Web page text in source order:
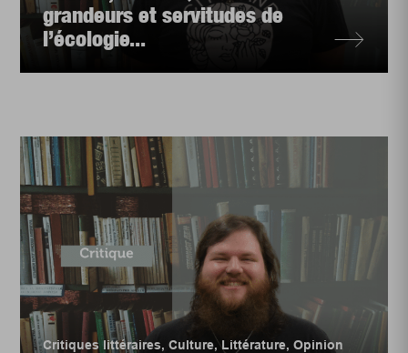
grandeurs et servitudes de
l’écologie...
Critiques littéraires,Culture,Littérature,Opinion